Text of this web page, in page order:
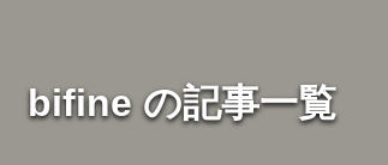
bifine の記事一覧